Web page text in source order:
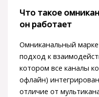
Что такое
он работает
Омниканальный
подход к
котором все каналы
офлайн)
отличие от